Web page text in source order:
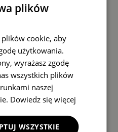
plików
cookie, aby
użytkowania.
wyrażasz zgodę
wszystkich plików
naszej
Dowiedz się więcej
WSZYSTKIE